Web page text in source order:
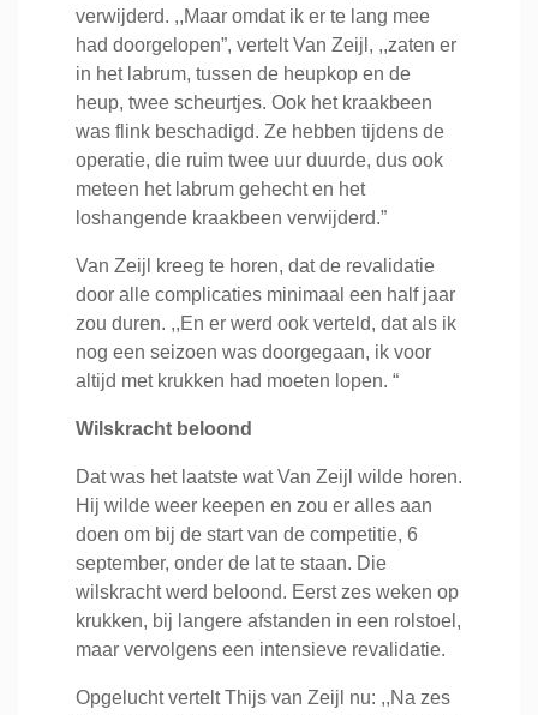
verwijderd. ,,Maar omdat ik er te lang mee
had doorgelopen”, vertelt Van Zeijl, ,,zaten er
in het labrum, tussen de heupkop en de
heup, twee scheurtjes. Ook het kraakbeen
was flink beschadigd. Ze hebben tijdens de
operatie, die ruim twee uur duurde, dus ook
meteen het labrum gehecht en het
loshangende kraakbeen verwijderd.”
Van Zeijl kreeg te horen, dat de revalidatie
door alle complicaties minimaal een half jaar
zou duren. ,,En er werd ook verteld, dat als ik
nog een seizoen was doorgegaan, ik voor
altijd met krukken had moeten lopen. “
Wilskracht beloond
Dat was het laatste wat Van Zeijl wilde horen.
Hij wilde weer keepen en zou er alles aan
doen om bij de start van de competitie, 6
september, onder de lat te staan. Die
wilskracht werd beloond. Eerst zes weken op
krukken, bij langere afstanden in een rolstoel,
maar vervolgens een intensieve revalidatie.
Opgelucht vertelt Thijs van Zeijl nu: ,,Na zes